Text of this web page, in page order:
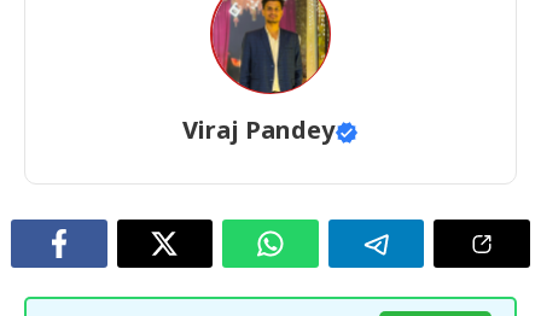
Viraj Pandey